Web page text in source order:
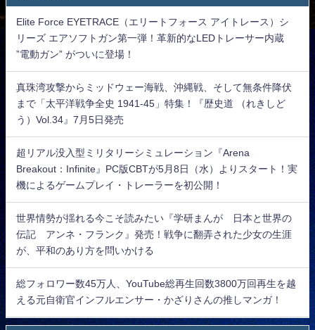
Elite Force EYETRACE（エリートフォース アイトレース）シ
リーズ エアソフトガン第一弾！革新的なLEDトレーサー内蔵
”電動ガン” がついに登場！
真珠湾攻撃からミッドウェー海戦、沖縄戦、そして無条件降伏
まで「太平洋戦争全史 1941-45」特集！『歴史道 （れきしど
う）Vol.34』7月5日発売
超リアル没入型ミリタリーシミュレーション『Arena
Breakout：Infinite』PC版CBTが5月8日（水）よりスタート！実
機によるゲームプレイ・トレーラーを初公開！
世界情勢が揺れる今こそ読みたい『学研まんが 日本と世界の
伝記 アンネ・フランク』発売！戦争に翻弄された少女の生涯
が、平和のあり方を問いかける
総フォロワー数45万人、YouTube総再生回数3800万回再生を越
える元自衛官インフルエンサー・かざりさんの推しマンガ！